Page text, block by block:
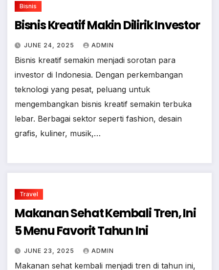
Bisnis
Bisnis Kreatif Makin Dilirik Investor
JUNE 24, 2025 ADMIN
Bisnis kreatif semakin menjadi sorotan para
investor di Indonesia. Dengan perkembangan
teknologi yang pesat, peluang untuk
mengembangkan bisnis kreatif semakin terbuka
lebar. Berbagai sektor seperti fashion, desain
grafis, kuliner, musik,…
Travel
Makanan Sehat Kembali Tren, Ini
5 Menu Favorit Tahun Ini
JUNE 23, 2025 ADMIN
Makanan sehat kembali menjadi tren di tahun ini,